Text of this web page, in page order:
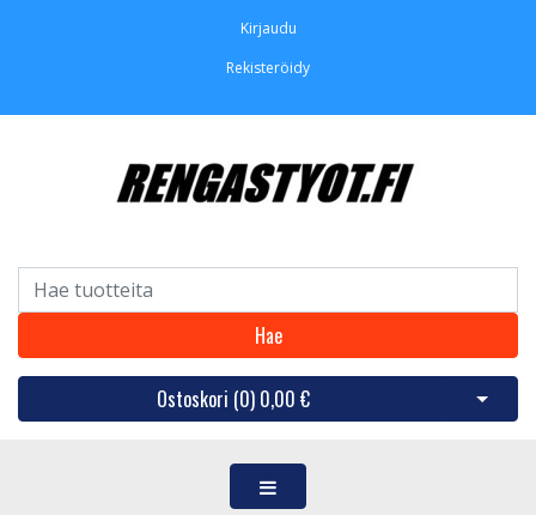
Kirjaudu
Rekisteröidy
Hae
Ostoskori (0) 0,00 € Avaa